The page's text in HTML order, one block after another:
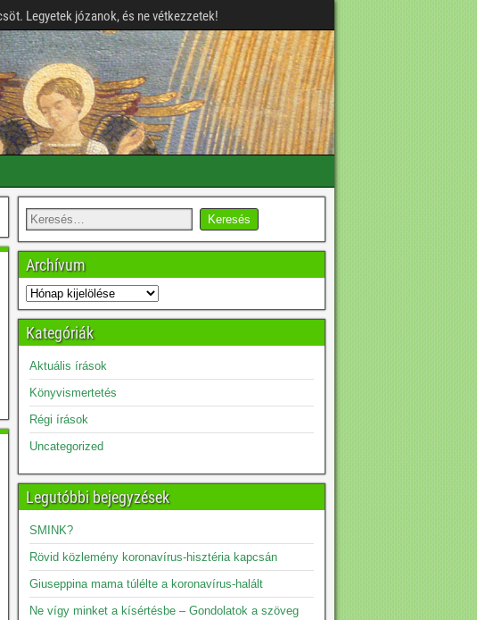
Legyetek józanok, és ne vétkezzetek!
Archívum
Kategóriák
Aktuális írások
Könyvismertetés
Régi írások
Uncategorized
Legutóbbi bejegyzések
SMINK?
Rövid közlemény koronavírus-hisztéria kapcsán
Giuseppina mama túlélte a koronavírus-halált
Ne vígy minket a kísértésbe – Gondolatok a szöveg